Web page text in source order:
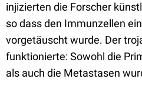
injizierten die Forscher
so dass den Immunzellen
vorgetäuscht wurde. Der
funktionierte: Sowohl die
als auch die Metastasen